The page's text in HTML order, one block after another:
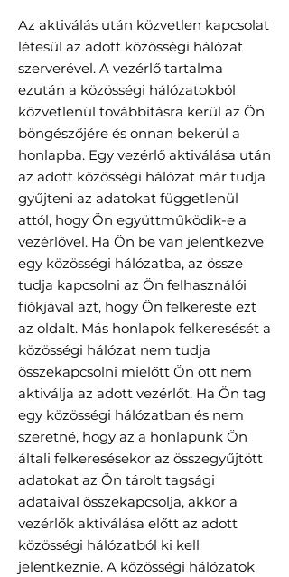
Az aktiválás után közvetlen kapcsolat
létesül az adott közösségi hálózat
szerverével. A vezérlő tartalma
ezután a közösségi hálózatokból
közvetlenül továbbításra kerül az Ön
böngészőjére és onnan bekerül a
honlapba. Egy vezérlő aktiválása után
az adott közösségi hálózat már tudja
gyűjteni az adatokat függetlenül
attól, hogy Ön együttműködik-e a
vezérlővel. Ha Ön be van jelentkezve
egy közösségi hálózatba, az össze
tudja kapcsolni az Ön felhasználói
fiókjával azt, hogy Ön felkereste ezt
az oldalt. Más honlapok felkeresését a
közösségi hálózat nem tudja
összekapcsolni mielőtt Ön ott nem
aktiválja az adott vezérlőt. Ha Ön tag
egy közösségi hálózatban és nem
szeretné, hogy az a honlapunk Ön
általi felkeresésekor az összegyűjtött
adatokat az Ön tárolt tagsági
adataival összekapcsolja, akkor a
vezérlők aktiválása előtt az adott
közösségi hálózatból ki kell
jelentkeznie. A közösségi hálózatok